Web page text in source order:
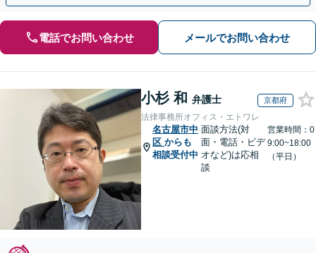
電話でお問い合わせ メールでお問い合わせ
小杉 和 弁護士 京都府
法律事務所オフィス・エトワレ
名古屋市中
区 からも
相談受付中
面談方法(対
面・電話・ビデ
オなど)は応相
談
営業時間：0
9:00~18:00
（平日）